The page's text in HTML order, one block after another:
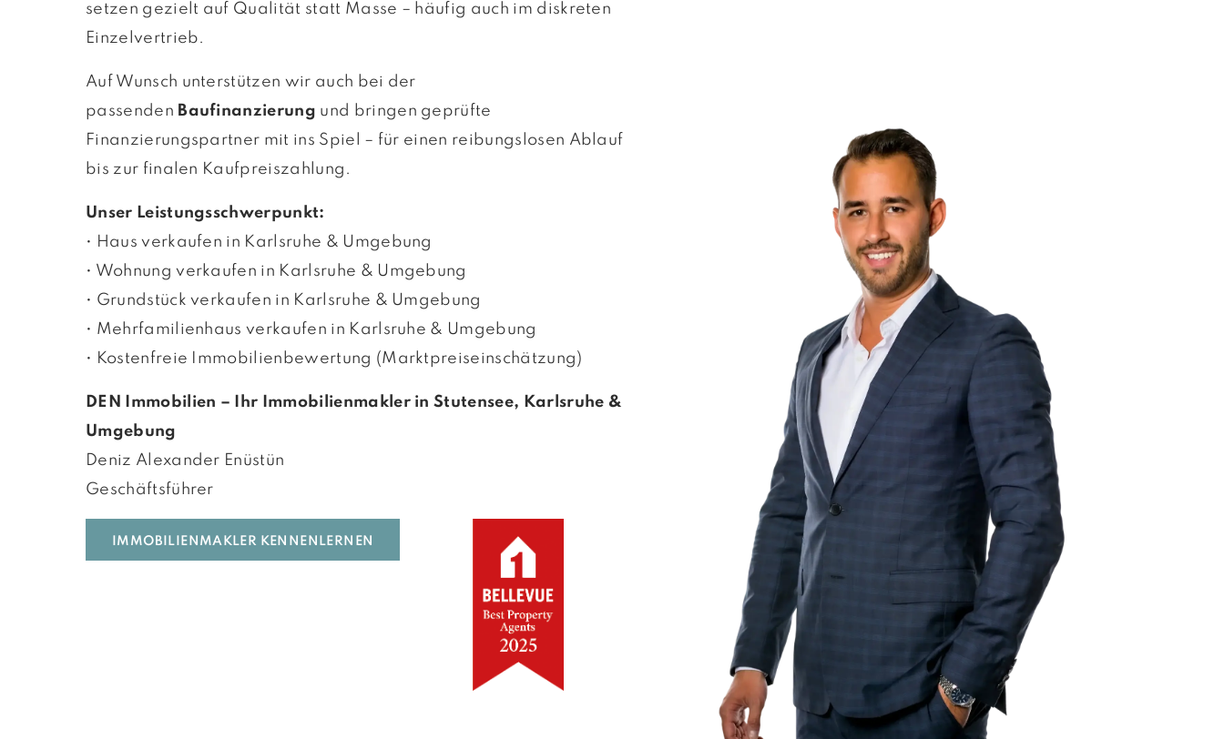
setzen gezielt auf Qualität statt Masse – häufig auch im diskreten
Einzelvertrieb.
Auf Wunsch unterstützen wir auch bei der
passenden Baufinanzierung und bringen geprüfte
Finanzierungspartner mit ins Spiel – für einen reibungslosen Ablauf
bis zur finalen Kaufpreiszahlung.
Unser Leistungsschwerpunkt:
• Haus verkaufen in Karlsruhe & Umgebung
• Wohnung verkaufen in Karlsruhe & Umgebung
• Grundstück verkaufen in Karlsruhe & Umgebung
• Mehrfamilienhaus verkaufen in Karlsruhe & Umgebung
• Kostenfreie Immobilienbewertung (Marktpreiseinschätzung)
DEN Immobilien – Ihr Immobilienmakler in Stutensee, Karlsruhe &
Umgebung
Deniz Alexander Enüstün
Geschäftsführer
IMMOBILIEN­MAKLER KENNENLERNEN